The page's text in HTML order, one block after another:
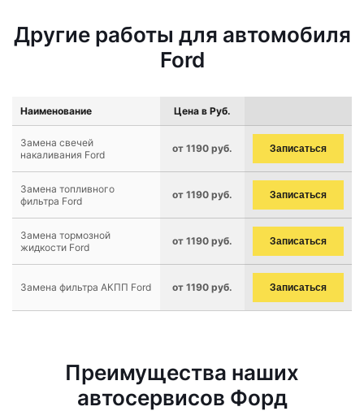
Другие работы для автомобиля
Ford
Наименование Цена в Руб.
Замена свечей
накаливания Ford
от 1190 руб. Записаться
Замена топливного
фильтра Ford
от 1190 руб. Записаться
Замена тормозной
жидкости Ford
от 1190 руб. Записаться
Замена фильтра АКПП Ford от 1190 руб. Записаться
Преимущества наших
автосервисов Форд